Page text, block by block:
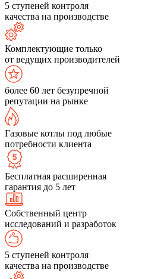
5 ступеней контроля
качества на производстве
Комплектующие только
от ведущих производителей
более 60 лет безупречной
репутации на рынке
Газовые котлы под любые
потребности клиента
Бесплатная расширенная
гарантия до 5 лет
Собственный центр
исследований и разработок
5 ступеней контроля
качества на производстве